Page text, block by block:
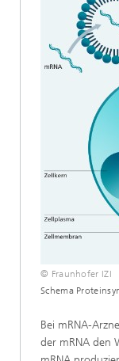
© Fraunhofer IZI
Schema
Bei mRNA-
der mRNA den